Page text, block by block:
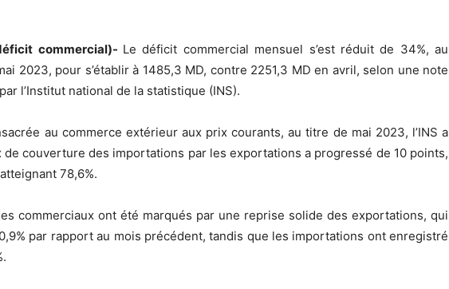
commercial)- Le déficit commercial mensuel s’est réduit de 34%, au
2023, pour s’établir à 1485,3 MD, contre 2251,3 MD en avril, selon une note
l’Institut national de la statistique (INS).
au commerce extérieur aux prix courants, au titre de mai 2023, l’INS a
de couverture des importations par les exportations a progressé de 10 points,
78,6%.
commerciaux ont été marqués par une reprise solide des exportations, qui
par rapport au mois précédent, tandis que les importations ont enregistré